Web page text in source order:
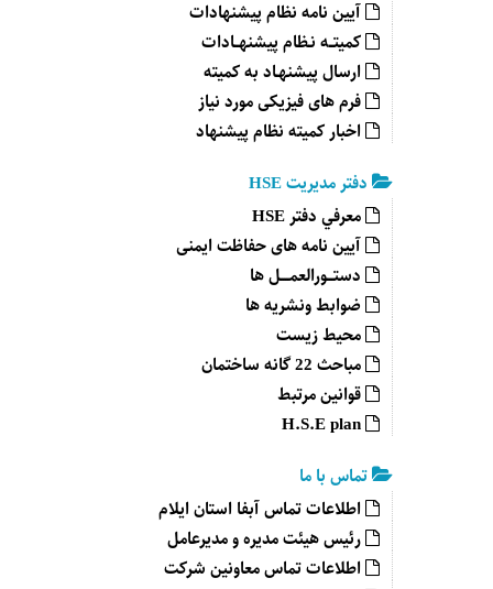
آیین نامه نظام پیشنهادات
کمیتــه نـظام پیشنهــادات
ارسال پیشنهـاد به کمیته
فرم های فیزیکی مورد نیاز
اخبار کمیته نظام پیشنهاد
دفتر مدیریت HSE
معرفي دفتر HSE
آیین نامه های حفاظت ایمنی
دستـــورالعمــــل ها
ضوابط ونشریه ها
محیط زيست
مباحث 22 گانه ساختمان
قوانين مرتبط
تماس با ما
اطلاعات تماس آبفا استان ایلام
رئیس هیئت مدیره و مدیرعامل
اطلاعات تماس معاونين شركت